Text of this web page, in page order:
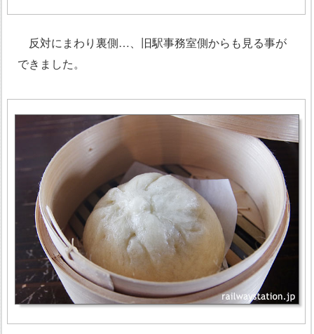
反対にまわり裏側…、旧駅事務室側からも見る事が
できました。